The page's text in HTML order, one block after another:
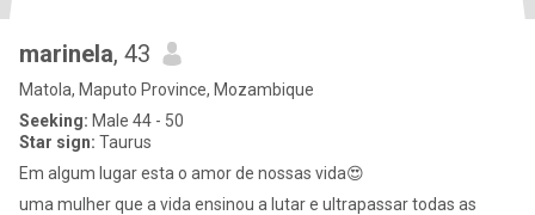
marinela, 43
Matola, Maputo Province, Mozambique
Seeking: Male 44 - 50
Star sign: Taurus
Em algum lugar esta o amor de nossas vida😍
uma mulher que a vida ensinou a lutar e ultrapassar todas as